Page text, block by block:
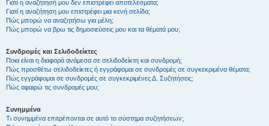
Γιατί η αναζήτησή μου δεν επιστρέφει αποτελέσματα;
Γιατί η αναζήτηση μου επιστρέφει μια κενή σελίδα;
Πώς μπορώ να αναζητήσω για μέλη;
Πώς μπορώ να βρω τις δημοσιεύσεις μου και τα θέματά μου;
Συνδρομές και Σελιδοδείκτες
Ποια είναι η διαφορά ανάμεσα σε σελιδοδείκτη και συνδρομή;
Πώς προσθέτω σελιδοδείκτες ή εγγράφομαι σε συνδρομές σε συγκεκριμένα θέματα;
Πώς εγγράφομαι σε συνδρομές σε συγκεκριμένες Δ. Συζητήσεις;
Πώς αφαιρώ τις συνδρομές μου;
Συνημμένα
Τι συνημμένα επιτρέπονται σε αυτό το σύστημα συζητήσεων;